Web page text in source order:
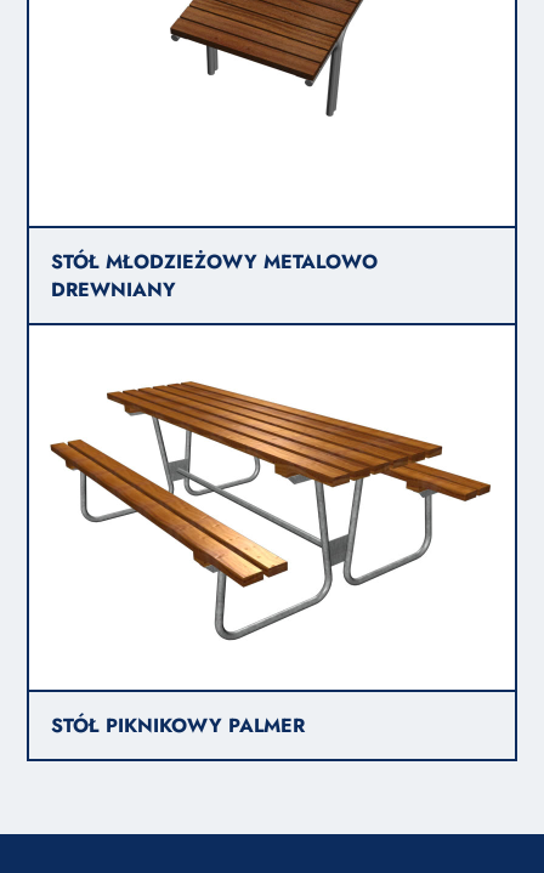
STÓŁ MŁODZIEŻOWY METALOWO
DREWNIANY
STÓŁ PIKNIKOWY PALMER